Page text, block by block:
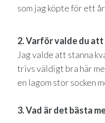
som jag köpte för ett
2. Varför valde du
Jag valde att stanna
trivs väldigt bra här
en lagom stor socken
3. Vad är det bästa